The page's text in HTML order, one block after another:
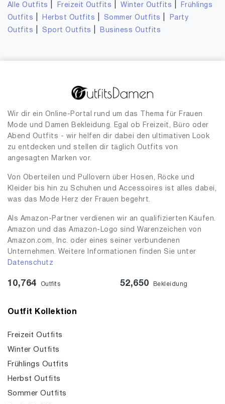
Alle Outfits Freizeit Outfits |Winter Outfits
Frühlings
Outfits
Herbst Outfits Sommer Outfits
Party
Outfits
Sport Outfits Business Outfits
Wir dir ein Online-Portal rund um das Thema für Frauen
Mode und Damen Bekleidung. Egal ob Freizeit, Büro oder
Abend Outfits - wir helfen dir dabei den ultimativen Look
zu entdecken und stellen dir täglich Outfits von
angesagten Marken vor.
Von Oberteilen und Pullovern über Hosen, Röcke und
Kleider bis hin zu Schuhen und Accessoires ist alles dabei,
was das Mode Herz der Frauen begehrt.
Als Amazon-Partner verdienen wir an qualifizierten Käufen.
Amazon und das Amazon-Logo sind Warenzeichen von
Amazon.com, Inc. oder eines seiner verbundenen
Unternehmen. Weitere Informationen finden Sie unter
Datenschutz
10,764 Outfits 52,650 Bekleidung
Outfit Kollektion
Freizeit Outfits
Winter Outfits
Frühlings Outfits
Herbst Outfits
Sommer Outfits